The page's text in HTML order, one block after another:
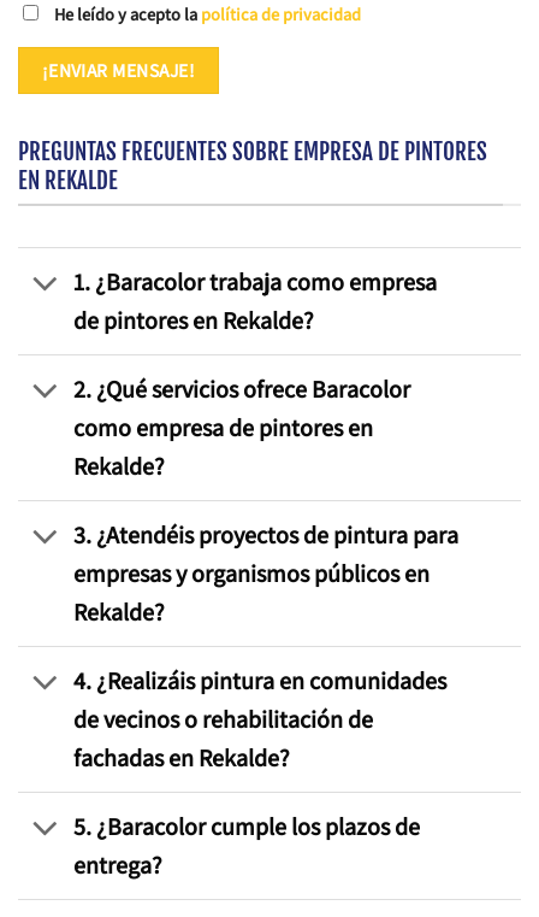
He leído y acepto la política de privacidad
PREGUNTAS FRECUENTES SOBRE EMPRESA DE PINTORES
EN REKALDE
1. ¿Baracolor trabaja como empresa
de pintores en Rekalde?
2. ¿Qué servicios ofrece Baracolor
como empresa de pintores en
Rekalde?
3. ¿Atendéis proyectos de pintura para
empresas y organismos públicos en
Rekalde?
4. ¿Realizáis pintura en comunidades
de vecinos o rehabilitación de
fachadas en Rekalde?
5. ¿Baracolor cumple los plazos de
entrega?